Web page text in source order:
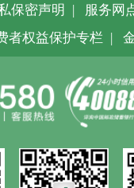
保密声明 | 服务网
者权益保护专栏 |